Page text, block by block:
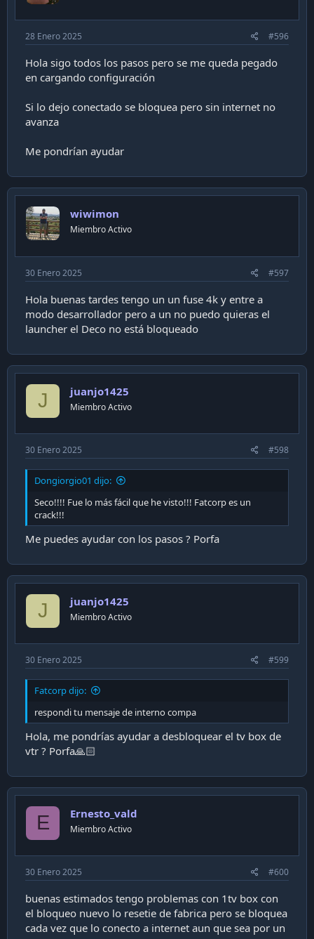
28 Enero 2025 #596
Hola sigo todos los pasos pero se me queda pegado
en cargando configuración
Si lo dejo conectado se bloquea pero sin internet no
avanza
Me pondrían ayudar
wiwimon
Miembro Activo
30 Enero 2025 #597
Hola buenas tardes tengo un un fuse 4k y entre a
modo desarrollador pero a un no puedo quieras el
launcher el Deco no está bloqueado
J juanjo1425
Miembro Activo
30 Enero 2025 #598
Dongiorgio01 dijo:
Seco!!!! Fue lo más fácil que he visto!!! Fatcorp es un
crack!!!
Me puedes ayudar con los pasos ? Porfa
J juanjo1425
Miembro Activo
30 Enero 2025 #599
Fatcorp dijo:
respondi tu mensaje de interno compa
Hola, me pondrías ayudar a desbloquear el tv box de
vtr ? Porfa🙏🏻
E Ernesto_vald
Miembro Activo
30 Enero 2025 #600
buenas estimados tengo problemas con 1tv box con
el bloqueo nuevo lo resetie de fabrica pero se bloquea
cada vez que lo conecto a internet aun que sea por un